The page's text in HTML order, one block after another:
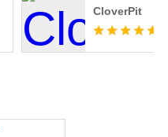
CloverPit